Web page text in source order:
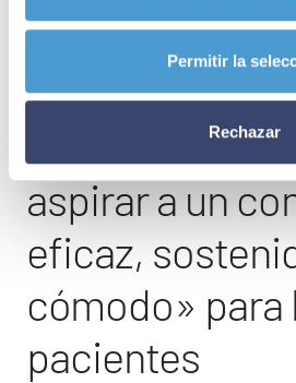
Permitir la
Rechazar
Los avances
terapéuticos
psoriasis
aspirar a un
eficaz,
cómodo» para
pacientes